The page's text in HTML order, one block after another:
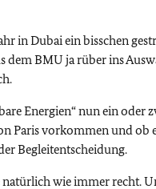
in Dubai ein bisschen
dem BMU ja rüber ins
Energien“ nun ein oder
Paris vorkommen und ob
Begleitentscheidung.
wie immer recht.